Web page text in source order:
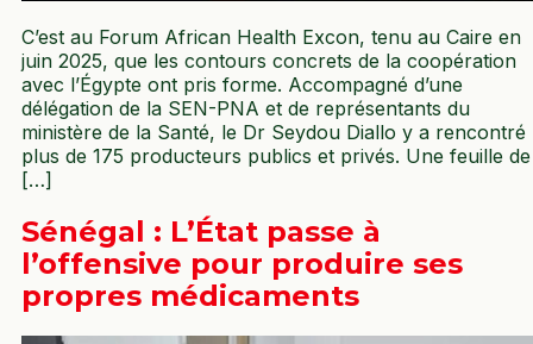
C’est au Forum African Health Excon, tenu au Caire en
juin 2025, que les contours concrets de la coopération
avec l’Égypte ont pris forme. Accompagné d’une
délégation de la SEN-PNA et de représentants du
ministère de la Santé, le Dr Seydou Diallo y a rencontré
plus de 175 producteurs publics et privés. Une feuille de
[…]
Sénégal : L’État passe à
l’offensive pour produire ses
propres médicaments